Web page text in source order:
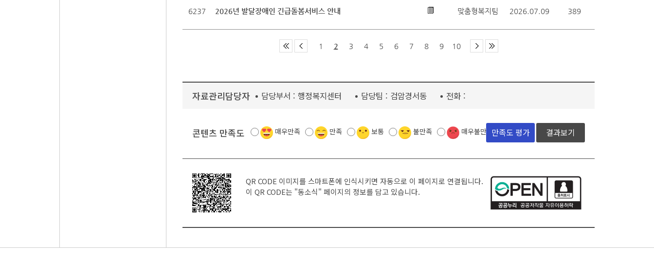
6237 2026년 발달장애인 긴급돌봄서비스 안내 맞춤형복지팀 2026.07.09 389
1 2 3 4 5 6 7 8 9 10
자료관리담당자 담당부서 : 행정복지센터 담당팀 : 검암경서동 전화 :
콘텐츠 만족도 매우만족 만족 보통 불만족 매우불만족 결과보기
QR CODE 이미지를 스마트폰에 인식시키면 자동으로 이 페이지로 연결됩니다.
이 QR CODE는 "동소식" 페이지의 정보를 담고 있습니다.